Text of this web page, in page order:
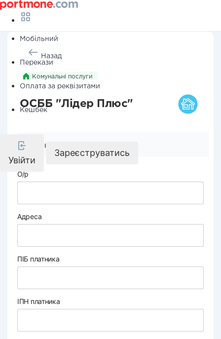
Мобільний
Перекази
Оплата за реквізитами
Кешбек
Увійти
Зареєструватись
Назад
Комунальні послуги
ОСББ "Лідер Плюс"
Реквізити компанії
О/р
Адреса
ПІБ платника
ІПН платника